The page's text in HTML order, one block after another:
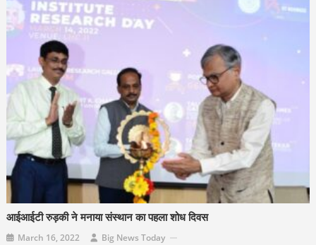
आईआईटी रुड़की ने मनाया संस्थान का पहला शोध दिवस
March 16, 2022 Big News Today